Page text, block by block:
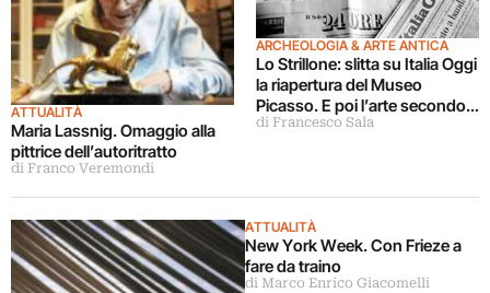
ATTUALITÀ
Maria Lassnig. Omaggio alla
pittrice dell’autoritratto
di Franco Veremondi
ARCHEOLOGIA & ARTE ANTICA
Lo Strillone: slitta su Italia Oggi
la riapertura del Museo
Picasso. E poi l’arte secondo
Bergoglio, antichità a Palermo,
di Francesco Sala
ATTUALITÀ
New York Week. Con Frieze a
fare da traino
di Marco Enrico Giacomelli